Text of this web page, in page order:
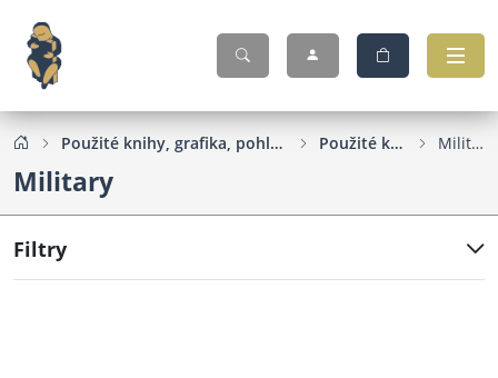
Použité knihy, grafika, pohlednice... Použité knihy Military
Military
Filtry